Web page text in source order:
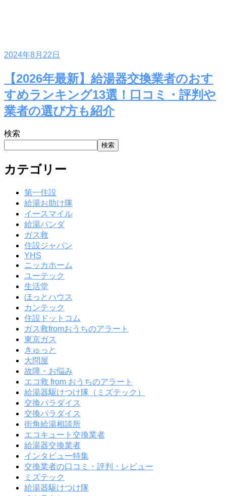
2024年8月22日
【2026年最新】給湯器交換業者のおす
すめランキング13選！口コミ・評判や
業者の選び方も紹介
検索
検索
カテゴリー
第一住設
給湯お助け隊
イースマイル
給湯パンダ
ガス救
住設ジャパン
YHS
ニッカホーム
ユーテック
生活堂
ほっとハウス
カンテック
住設ドットコム
ガス救fromおうちのアラート
東京ガス
きゅっと
大問屋
故障・お悩み
エコ救 from おうちのアラート
給湯器駆けつけ隊（ミズテック）
交換パラダイス
交換パラダイス
街角給湯相談所
エコキュート交換業者
給湯器交換業者
インタビュー特集
交換業者の口コミ・評判・レビュー
ミズテック
給湯器駆けつけ隊